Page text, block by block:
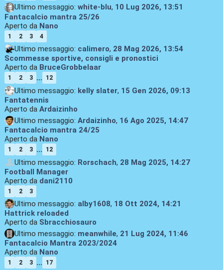
Ultimo messaggio: white-blu, 10 Lug 2026, 13:51
Fantacalcio mantra 25/26
Aperto da Nano
1 2 3 4
Ultimo messaggio: calimero, 28 Mag 2026, 13:54
Scommesse sportive, consigli e pronostici
Aperto da BruceGrobbelaar
1 2 3 ... 12
Ultimo messaggio: kelly slater, 15 Gen 2026, 09:13
Fantatennis
Aperto da Ardaizinho
Ultimo messaggio: Ardaizinho, 16 Ago 2025, 14:47
Fantacalcio mantra 24/25
Aperto da Nano
1 2 3 ... 12
Ultimo messaggio: Rorschach, 28 Mag 2025, 14:27
Football Manager
Aperto da dani2110
1 2 3
Ultimo messaggio: alby1608, 18 Ott 2024, 14:21
Hattrick reloaded
Aperto da Sbracchiosauro
Ultimo messaggio: meanwhile, 21 Lug 2024, 11:46
Fantacalcio Mantra 2023/2024
Aperto da Nano
1 2 3 ... 17